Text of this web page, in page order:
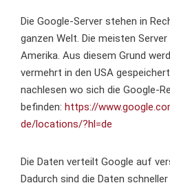
Die Google-Server stehen in
ganzen Welt. Die meisten
Amerika. Aus diesem Grund
vermehrt in den USA
nachlesen wo sich die Google-
befinden: https://
de/locations/?hl=de
Die Daten verteilt Google auf
Dadurch sind die Daten